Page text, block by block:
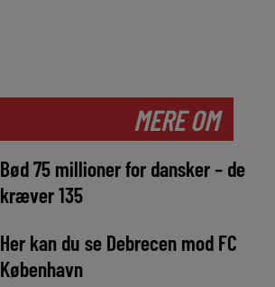
MERE OM
Bød 75 millioner for dansker – de
kræver 135
Her kan du se Debrecen mod FC
København